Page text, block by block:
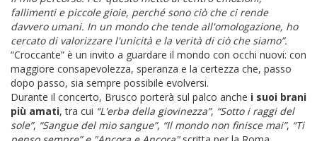
fallimenti e piccole gioie, perché sono ciò che ci rende
davvero umani. In un mondo che tende all'omologazione, ho
cercato di valorizzare l'unicità e la verità di ciò che siamo”.
“Croccante” è un invito a guardare il mondo con occhi nuovi: con
maggiore consapevolezza, speranza e la certezza che, passo
dopo passo, sia sempre possibile evolversi.
Durante il concerto, Brusco porterà sul palco anche i suoi brani
più amati, tra cui “L'erba della giovinezza”, “Sotto i raggi del
sole”, “Sangue del mio sangue”, “Il mondo non finisce mai”, “Ti